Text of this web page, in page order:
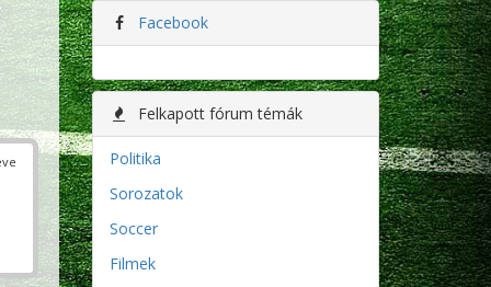
Facebook
Felkapott fórum témák
Politika
Sorozatok
Soccer
Filmek